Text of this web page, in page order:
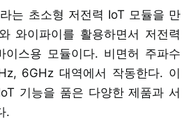
는 초소형 저전력 IoT 모듈을 만
와이파이를 활용하면서 저전력
스용 모듈이다. 비면허 주파수
6GHz 대역에서 작동한다. 이
기능을 품은 다양한 제품과 서
.